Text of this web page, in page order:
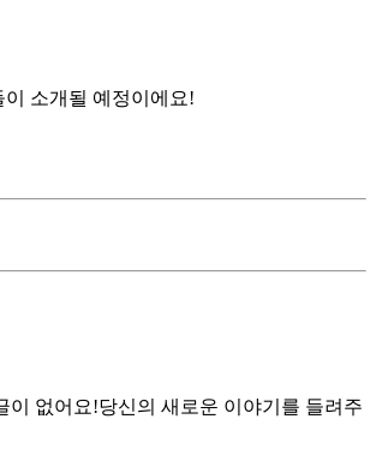
이 없어요!당신의 새로운 이야기를 들려주
소개될 예정이에요!